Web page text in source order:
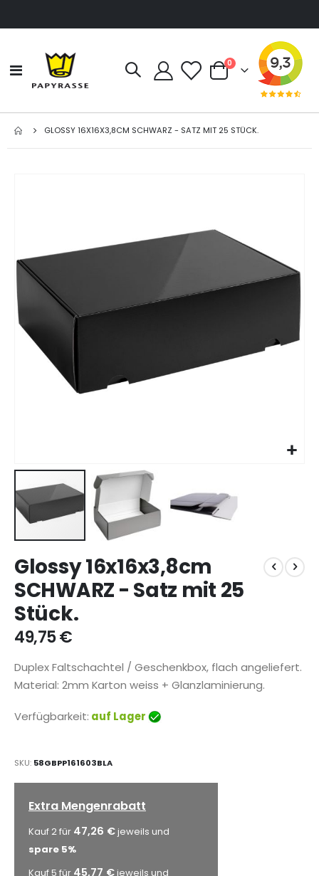
Navigation
umschalten
Cart
0Artikel
GLOSSY 16X16X3,8CM SCHWARZ - SATZ MIT 25 STÜCK.
Anfang
der
Bildgalerie
springen
Glossy 16x16x3,8cm
SCHWARZ - Satz mit 25
Stück.
49,75 €
Duplex Faltschachtel / Geschenkbox, flach angeliefert.
Material: 2mm Karton weiss + Glanzlaminierung.
Verfügbarkeit: auf Lager
SKU 58GBPP161603BLA
Extra Mengenrabatt
Kauf 2 für 47,26 €jeweils und
spare 5%
Kauf 5 für 45,77 €jeweils und